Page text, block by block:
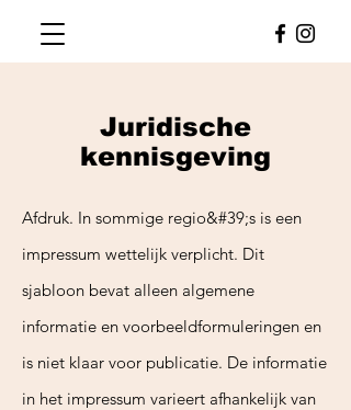
Juridische
kennisgeving
Afdruk. In sommige regio&#39;s is een
impressum wettelijk verplicht. Dit
sjabloon bevat alleen algemene
informatie en voorbeeldformuleringen en
is niet klaar voor publicatie. De informatie
in het impressum varieert afhankelijk van